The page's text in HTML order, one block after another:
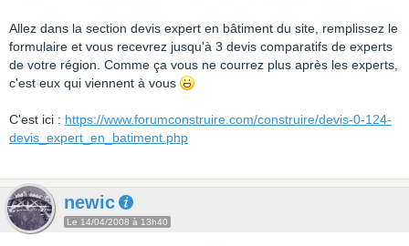
Allez dans la section devis expert en bâtiment du site, remplissez le
formulaire et vous recevrez jusqu'à 3 devis comparatifs de experts
de votre région. Comme ça vous ne courrez plus après les experts,
c'est eux qui viennent à vous
C'est ici : https://www.forumconstruire.com/construire/devis-0-124-
devis_expert_en_batiment.php
newic
Le 14/04/2008 à 13h40